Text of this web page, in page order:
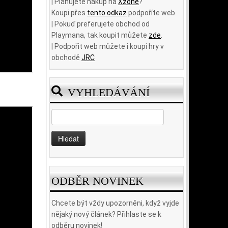
Koupi přes tento odkaz podpoříte web.
| Pokuď preferujete obchod od
Playmana, tak koupit můžete zde
| Podpořit web můžete i koupi hry v
obchodě JRC
VYHLEDÁVÁNÍ
ODBĚR NOVINEK
Chcete být vždy upozorněni, když vyjde
nějaký nový článek? Přihlaste se k
odběru novinek!